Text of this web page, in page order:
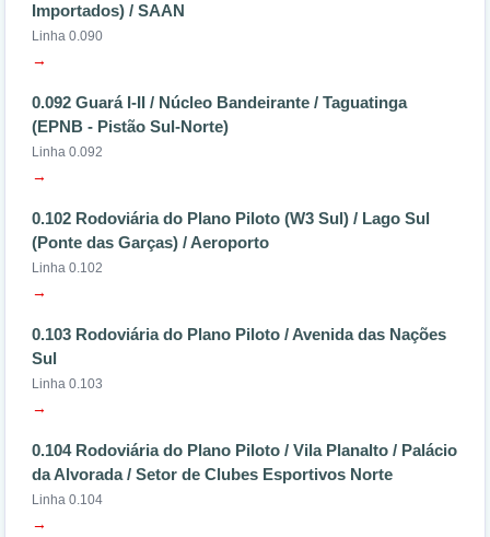
Importados) / SAAN
Linha 0.090
→
0.092 Guará I-II / Núcleo Bandeirante / Taguatinga
(EPNB - Pistão Sul-Norte)
Linha 0.092
→
0.102 Rodoviária do Plano Piloto (W3 Sul) / Lago Sul
(Ponte das Garças) / Aeroporto
Linha 0.102
→
0.103 Rodoviária do Plano Piloto / Avenida das Nações
Sul
Linha 0.103
→
0.104 Rodoviária do Plano Piloto / Vila Planalto / Palácio
da Alvorada / Setor de Clubes Esportivos Norte
Linha 0.104
→